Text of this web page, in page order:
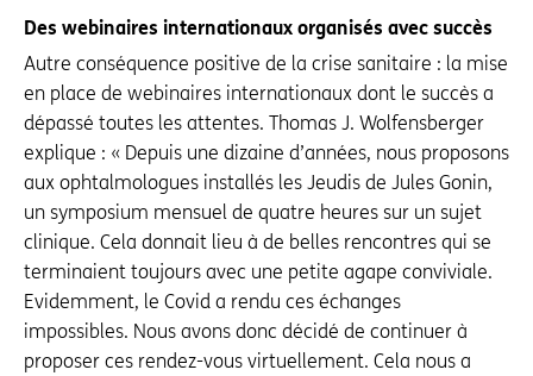
Des webinaires internationaux organisés avec succès
Autre conséquence positive de la crise sanitaire : la mise
en place de webinaires internationaux dont le succès a
dépassé toutes les attentes. Thomas J. Wolfensberger
explique : « Depuis une dizaine d’années, nous proposons
aux ophtalmologues installés les Jeudis de Jules Gonin,
un symposium mensuel de quatre heures sur un sujet
clinique. Cela donnait lieu à de belles rencontres qui se
terminaient toujours avec une petite agape conviviale.
Evidemment, le Covid a rendu ces échanges
impossibles. Nous avons donc décidé de continuer à
proposer ces rendez-vous virtuellement. Cela nous a